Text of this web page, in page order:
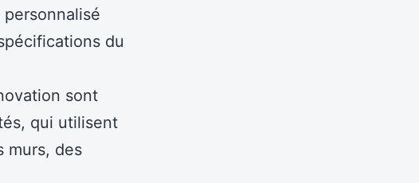
du
sont
qui utilisent
murs, des